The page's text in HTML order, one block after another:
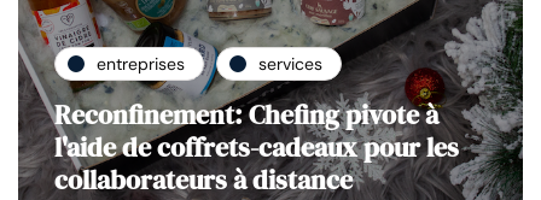
entreprises services
Reconfinement: Chefing pivote à
l'aide de coffrets-cadeaux pour les
collaborateurs à distance